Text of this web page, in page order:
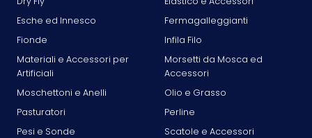
Esche ed Innesco
Fermagalleggianti
Fionde
Infila Filo
Materiali e Accessori per
Artificiali
Morsetti da Mosca ed
Accessori
Moschettoni e Anelli
Olio e Grasso
Pasturatori
Perline
Pesi e Sonde
Scatole e Accessori